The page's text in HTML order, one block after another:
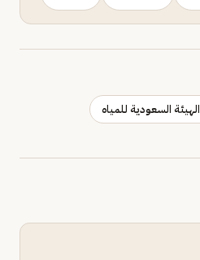
الهيئة السعودية للمياه